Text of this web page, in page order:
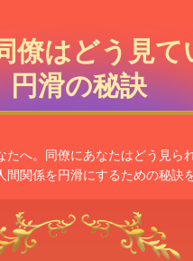
僚はどう見
円滑の秘訣
たへ。同僚にあなたはどう見
関係を円滑にするための秘訣